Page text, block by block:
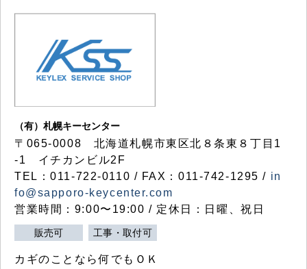
（有）札幌キーセンター
〒065-0008 北海道札幌市東区北８条東８丁目1
-1 イチカンビル2F
TEL：011-722-0110 / FAX：011-742-1295 / in
fo@sapporo-keycenter.com
営業時間：9:00〜19:00 / 定休日：日曜、祝日
販売可 工事・取付可
カギのことなら何でもＯＫ